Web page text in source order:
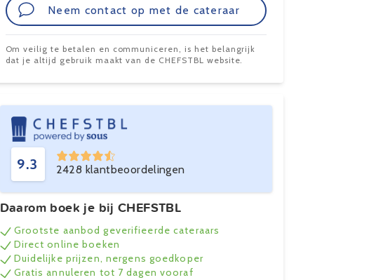
Neem contact op met de cateraar
Om veilig te betalen en communiceren, is het belangrijk
dat je altijd gebruik maakt van de CHEFSTBL website.
9.3 2428 klantbeoordelingen
Daarom boek je bij CHEFSTBL
Grootste aanbod geverifieerde cateraars
Direct online boeken
Duidelijke prijzen, nergens goedkoper
Gratis annuleren tot 7 dagen vooraf